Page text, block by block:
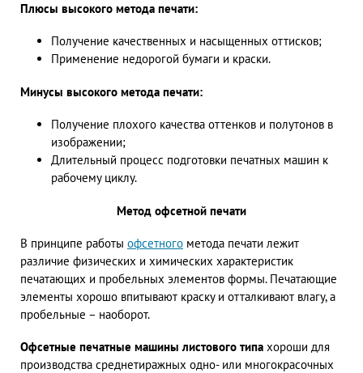
Плюсы высокого метода печати:
Получение качественных и насыщенных оттисков;
Применение недорогой бумаги и краски.
Минусы высокого метода печати:
Получение плохого качества оттенков и полутонов в
изображении;
Длительный процесс подготовки печатных машин к
рабочему циклу.
Метод офсетной печати
В принципе работы офсетного метода печати лежит
различие физических и химических характеристик
печатающих и пробельных элементов формы. Печатающие
элементы хорошо впитывают краску и отталкивают влагу, а
пробельные – наоборот.
Офсетные печатные машины листового типа хороши для
производства среднетиражных одно- или многокрасочных